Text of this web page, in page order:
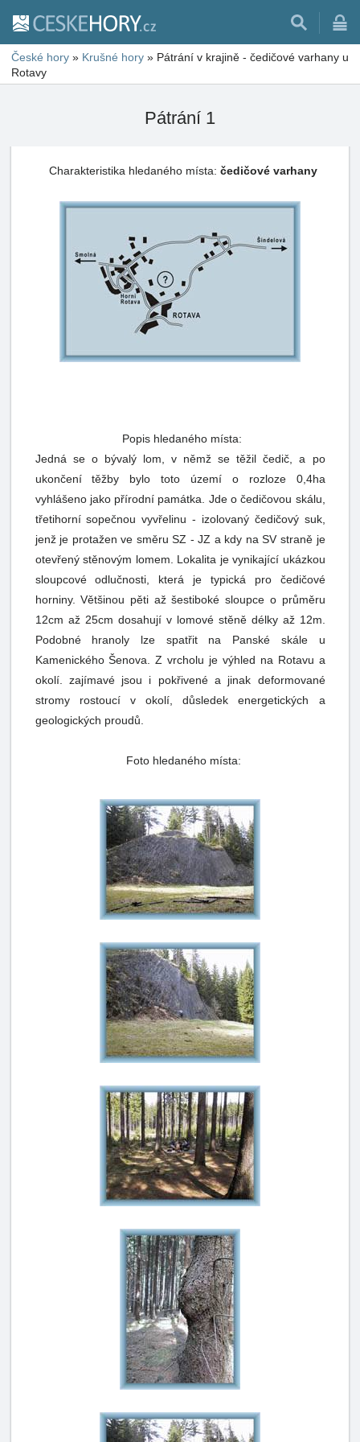
České hory » Krušné hory » Pátrání v krajině - čedičové varhany u
Rotavy
Pátrání 1
Charakteristika hledaného místa: čedičové varhany
Popis hledaného místa:
Jedná se o bývalý lom, v němž se těžil čedič, a po
ukončení těžby bylo toto území o rozloze 0,4ha
vyhlášeno jako přírodní památka. Jde o čedičovou skálu,
třetihorní sopečnou vyvřelinu - izolovaný čedičový suk,
jenž je protažen ve směru SZ - JZ a kdy na SV straně je
otevřený stěnovým lomem. Lokalita je vynikající ukázkou
sloupcové odlučnosti, která je typická pro čedičové
horniny. Většinou pěti až šestiboké sloupce o průměru
12cm až 25cm dosahují v lomové stěně délky až 12m.
Podobné hranoly lze spatřit na Panské skále u
Kamenického Šenova. Z vrcholu je výhled na Rotavu a
okolí. zajímavé jsou i pokřivené a jinak deformované
stromy rostoucí v okolí, důsledek energetických a
geologických proudů.
Foto hledaného místa: